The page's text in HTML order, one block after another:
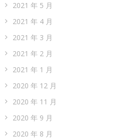
2021 年 5 月
2021 年 4 月
2021 年 3 月
2021 年 2 月
2021 年 1 月
2020 年 12 月
2020 年 11 月
2020 年 9 月
2020 年 8 月